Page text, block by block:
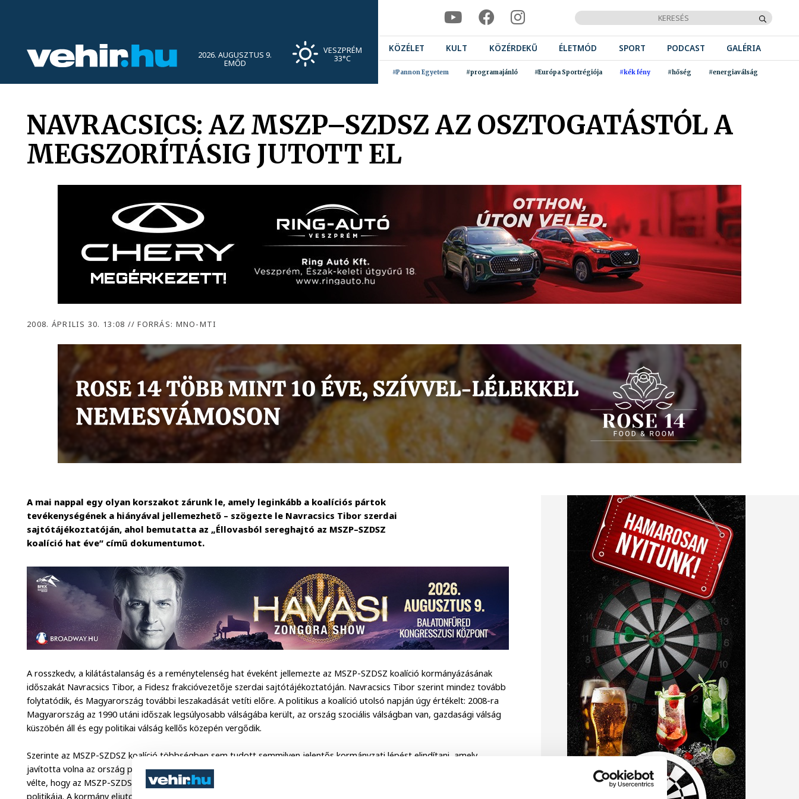
2026. AUGUSZTUS 9.
EMŐD
VESZPRÉM
33°C
KÖZÉLET KULT KÖZÉRDEKŰ ÉLETMÓD SPORT PODCAST GALÉRIA
#Pannon Egyetem #programajánló #Európa Sportrégiója #kék fény #hőség #energiaválság
NAVRACSICS: AZ MSZP–SZDSZ AZ OSZTOGATÁSTÓL A
MEGSZORÍTÁSIG JUTOTT EL
2008. ÁPRILIS 30. 13:08 // FORRÁS: MNO-MTI
A mai nappal egy olyan korszakot zárunk le, amely leginkább a koalíciós pártok
tevékenységének a hiányával jellemezhető – szögezte le Navracsics Tibor szerdai
sajtótájékoztatóján, ahol bemutatta az „Éllovasból sereghajtó az MSZP–SZDSZ
koalíció hat éve” című dokumentumot.
A rosszkedv, a kilátástalanság és a reménytelenség hat éveként jellemezte az MSZP-SZDSZ koalíció kormányázásának
időszakát Navracsics Tibor, a Fidesz frakcióvezetője szerdai sajtótájékoztatóján. Navracsics Tibor szerint mindez tovább
folytatódik, és Magyarország további leszakadását vetíti előre. A politikus a koalíció utolsó napján úgy értékelt: 2008-ra
Magyarország az 1990 utáni időszak legsúlyosabb válságába került, az ország szociális válságban van, gazdasági válság
küszöbén áll és egy politikai válság kellős közepén vergődik.
Szerinte az MSZP-SZDSZ koalíció többségben sem tudott semmilyen jelentős kormányzati lépést elindítani, amely
javította volna az ország pozíciót, és erre kisebbségi helyzetben lévő kormánynak még kevesebb lehetősége van. Úgy
vélte, hogy az MSZP-SZDSZ koalíció hat éve példa arra, hogy mi történik egy országgal, ha nincsen jó kormányzati
politikája. A kormány eljutott teljes osztogatástól a vaskézzel történő megszorításig, a programokban egy közös pont